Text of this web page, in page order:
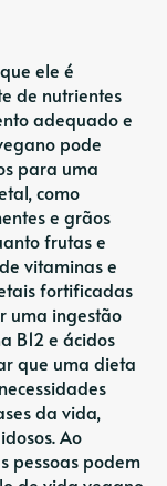
ele é
de nutrientes
adequado e
pode
para uma
como
e grãos
frutas e
vitaminas e
fortificadas
uma ingestão
B12 e ácidos
que uma dieta
da vida,
Ao
pessoas podem